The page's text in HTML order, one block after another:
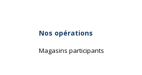
Nos opérations
Magasins participants